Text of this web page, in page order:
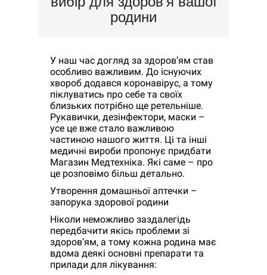
родини
У наш час догляд за здоров’ям став
особливо важливим. До існуючих
хвороб додався коронавірус, а тому
піклуватись про себе та своїх
близьких потрібно ще ретельніше.
Рукавички, дезінфектори, маски –
усе це вже стало важливою
частиною нашого життя. Ці та інші
медичні вироби пропонує придбати
Магазин Медтехніка. Які саме – про
це розповімо більш детально.
Утворення домашньої аптечки –
запорука здорової родини
Ніколи неможливо заздалегідь
передбачити якісь проблеми зі
здоров’ям, а тому кожна родина має
вдома деякі основні препарати та
прилади для лікування: